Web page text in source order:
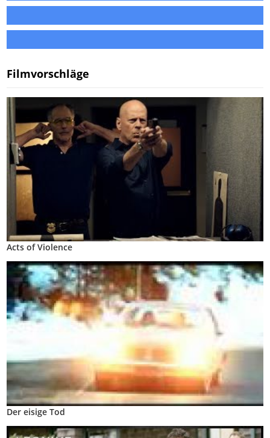
Filmvorschläge
Acts of Violence
Der eisige Tod